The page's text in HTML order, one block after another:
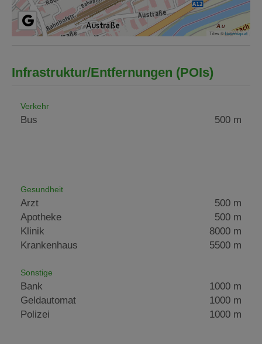
Tiles ©basemap.at
Infrastruktur/Entfernungen (POIs)
Verkehr
Bus 500 m
Gesundheit
Arzt
500 m
Apotheke
500 m
Klinik
8000 m
Krankenhaus
5500 m
Sonstige
Bank
1000 m
Geldautomat
1000 m
Polizei
1000 m